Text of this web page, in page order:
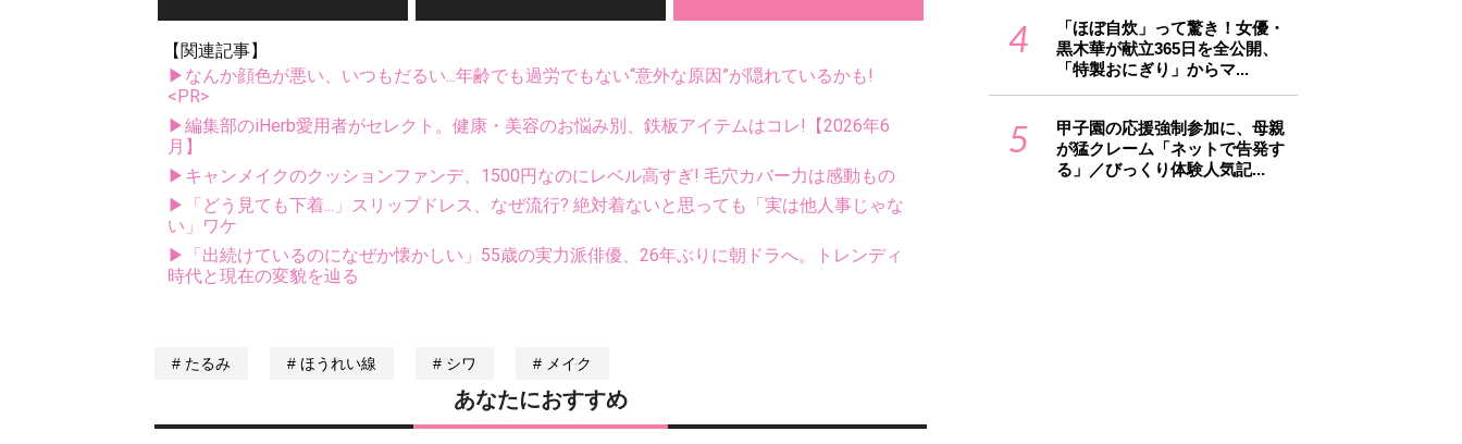
【関連記事】
▶なんか顔色が悪い、いつもだるい...年齢でも過労でもない“意外な原因”が隠れているかも!
<PR>
▶編集部のiHerb愛用者がセレクト。健康・美容のお悩み別、鉄板アイテムはコレ!【2026年6
月】
▶キャンメイクのクッションファンデ、1500円なのにレベル高すぎ! 毛穴カバー力は感動もの
▶「どう見ても下着...」スリップドレス、なぜ流行? 絶対着ないと思っても「実は他人事じゃな
い」ワケ
▶「出続けているのになぜか懐かしい」55歳の実力派俳優、26年ぶりに朝ドラへ。トレンディ
時代と現在の変貌を辿る
たるみ ほうれい線 シワ メイク
あなたにおすすめ
4
「ほぼ自炊」って驚き！女優・
黒木華が献立365日を全公開、
「特製おにぎり」からマ...
5
甲子園の応援強制参加に、母親
が猛クレーム「ネットで告発す
る」／びっくり体験人気記...